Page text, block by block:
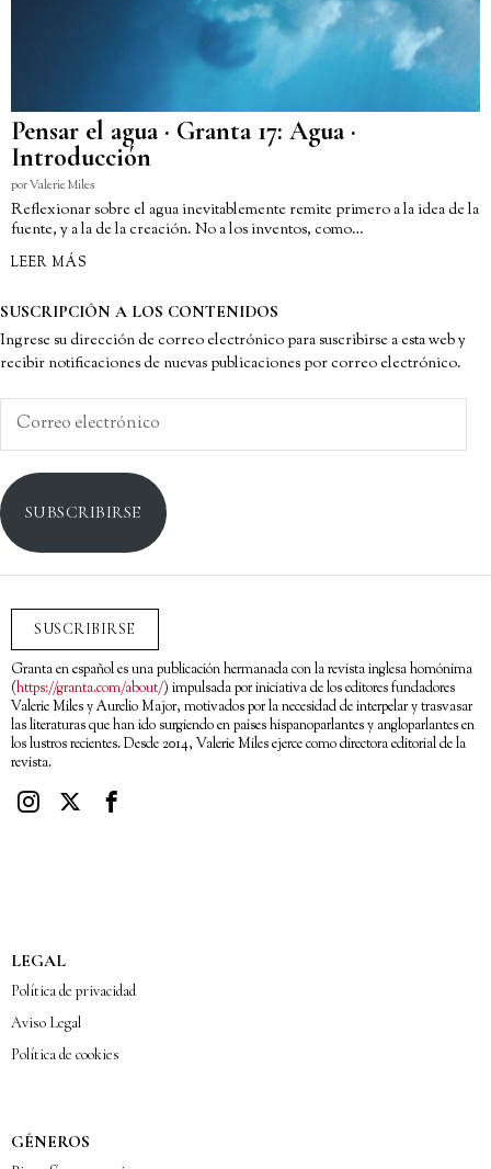
Pensar el agua · Granta 17: Agua ·
Introducción
porValerie Miles
Reflexionar sobre el agua inevitablemente remite primero a la idea de la
fuente, y a la de la creación. No a los inventos, como…
LEER MÁS
SUSCRIPCIÓN A LOS CONTENIDOS
Ingrese su dirección de correo electrónico para suscribirse a esta web y
recibir notificaciones de nuevas publicaciones por correo electrónico.
electrónico
SUBSCRIBIRSE
SUSCRIBIRSE
Granta en español es una publicación hermanada con la revista inglesa homónima
(https://granta.com/about/) impulsada por iniciativa de los editores fundadores
Valerie Miles y Aurelio Major, motivados por la necesidad de interpelar y trasvasar
las literaturas que han ido surgiendo en países hispanoparlantes y angloparlantes en
los lustros recientes. Desde 2014, Valerie Miles ejerce como directora editorial de la
revista.
LEGAL
Política de privacidad
Aviso Legal
Política de cookies
GÉNEROS